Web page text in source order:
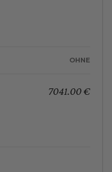
OHNE
7041.00 €